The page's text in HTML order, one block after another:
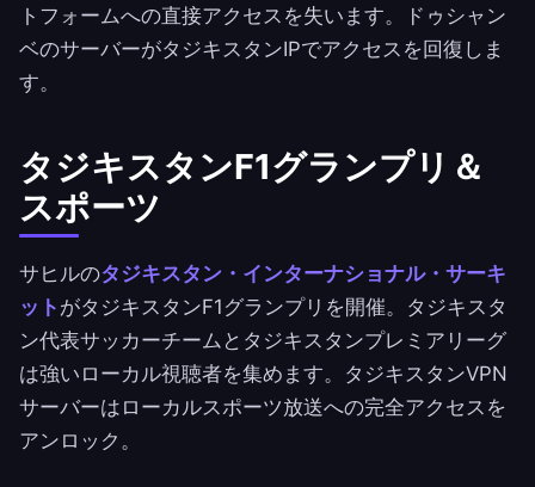
トフォームへの直接アクセスを失います。ドゥシャン
ベのサーバーがタジキスタンIPでアクセスを回復しま
す。
タジキスタンF1グランプリ＆
スポーツ
サヒルのタジキスタン・インターナショナル・サーキ
ット がタジキスタンF1グランプリを開催。タジキスタ
ン代表サッカーチームとタジキスタンプレミアリーグ
は強いローカル視聴者を集めます。タジキスタンVPN
サーバーはローカルスポーツ放送への完全アクセスを
アンロック。